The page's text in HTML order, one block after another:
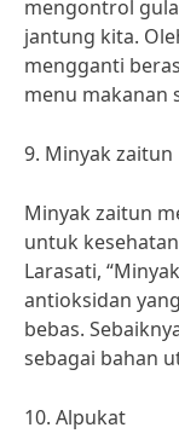
mengontrol
jantung kita.
mengganti
menu makanan
9. Minyak zaitun
Minyak zaitun
untuk
Larasati,
antioksidan
bebas.
sebagai bahan
10. Alpukat